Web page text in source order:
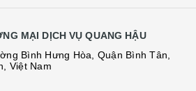
MẠI DỊCH VỤ QUANG HẬU
Bình Hưng Hòa, Quận Bình Tân,
Việt Nam